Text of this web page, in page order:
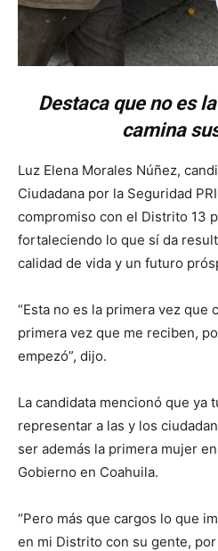
Destaca que no es
camina
Luz Elena Morales Núñez,
Ciudadana por la Seguridad
compromiso con el Distrito 13
fortaleciendo lo que sí da
calidad de vida y un futuro
“Esta no es la primera vez que
primera vez que me reciben,
empezó”, dijo.
La candidata mencionó que ya
representar a las y los
ser además la primera mujer
Gobierno en Coahuila.
“Pero más que cargos lo que
en mi Distrito con su gente,